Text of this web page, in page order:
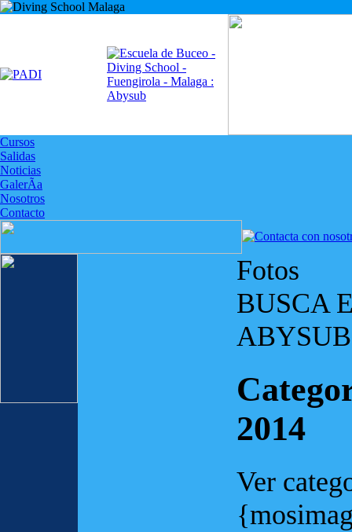
Cursos
Salidas
Noticias
GalerÃ­a
Nosotros
Contacto
Fotos
BUSCA
ABYSUB
2014
Ver